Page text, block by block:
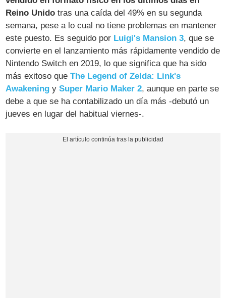
Reino Unido tras una caída del 49% en su segunda
semana, pese a lo cual no tiene problemas en mantener
este puesto. Es seguido por Luigi's Mansion 3, que se
convierte en el lanzamiento más rápidamente vendido de
Nintendo Switch en 2019, lo que significa que ha sido
más exitoso queThe Legend of Zelda: Link's
Awakening ySuper Mario Maker 2, aunque en parte se
debe a que se ha contabilizado un día más -debutó un
jueves en lugar del habitual viernes-.